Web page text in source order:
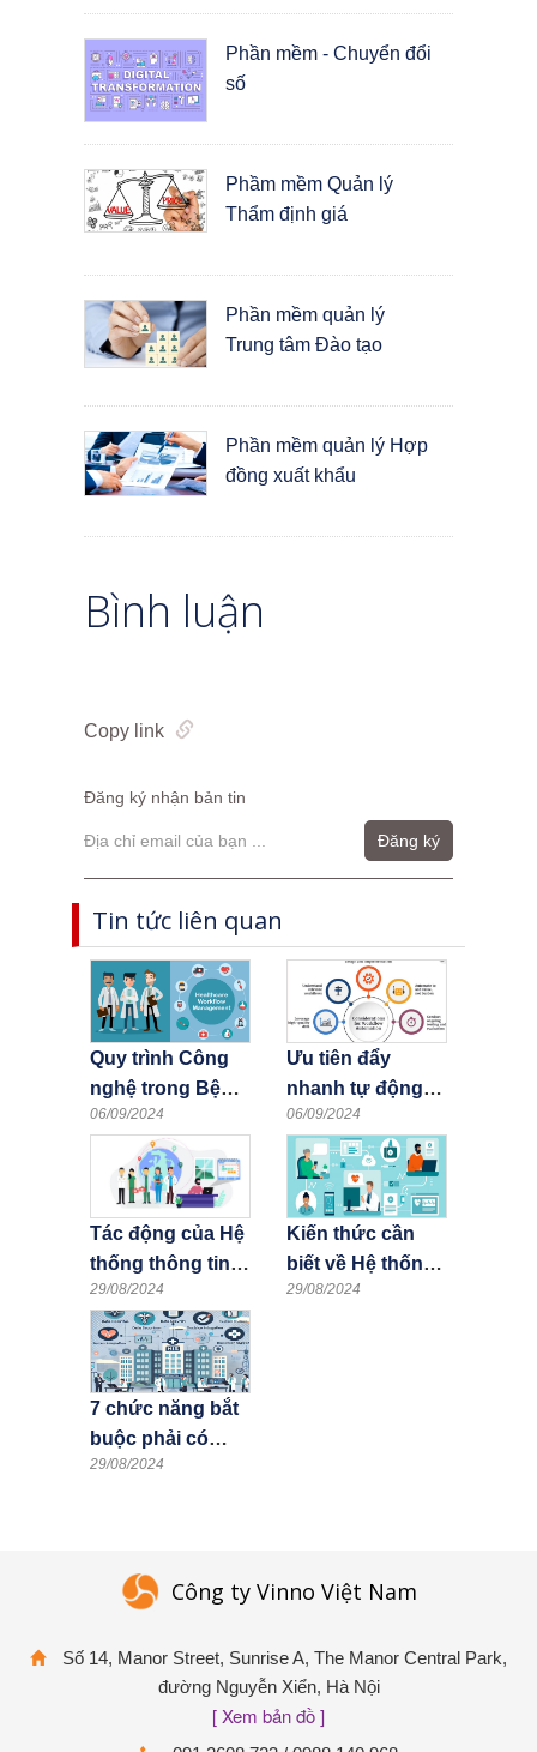
Phần mềm - Chuyển đổi
số
Phầm mềm Quản lý
Thẩm định giá
Phần mềm quản lý
Trung tâm Đào tạo
Phần mềm quản lý Hợp
đồng xuất khẩu
Bình luận
Copy link
Đăng ký nhận bản tin
Đăng ký
Tin tức liên quan
Quy trình Công
nghệ trong Bệnh
viện: Vai trò của
tự động hóa quy
trình làm việc
trong quản lý quy
trình khám chữa
bệnh và chăm
sóc sức khỏe
06/09/2024
Ưu tiên đẩy
nhanh tự động
hóa quy trình làm
việc trong Bệnh
viện và lĩnh vực
Chăm sóc sức
khỏe
06/09/2024
Tác động của Hệ
thống thông tin
Bệnh viện (HIS)
29/08/2024
Kiến thức cần
biết về Hệ thống
thông tin bệnh
29/08/2024
7 chức năng bắt
buộc phải có
trong Hệ thống
29/08/2024
Công ty Vinno Việt Nam
Số 14, Manor Street, Sunrise A, The Manor Central Park,
đường Nguyễn Xiển, Hà Nội
[ Xem bản đồ ]